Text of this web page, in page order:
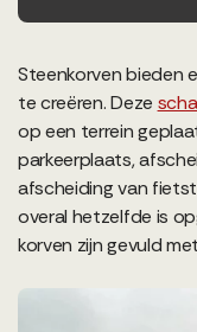
Steenkorven bieden
te creëren. Deze
op een terrein
parkeerplaats,
afscheiding van
overal hetzelfde is
korven zijn gevuld met